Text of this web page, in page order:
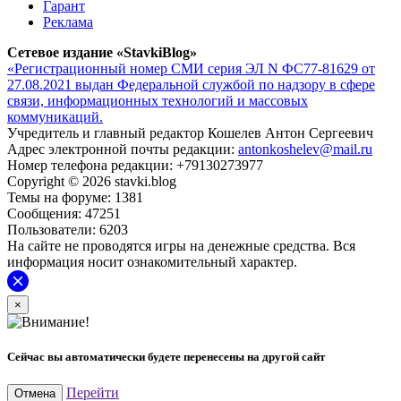
Гарант
Реклама
Сетевое издание «StavkiBlog»
«Регистрационный номер СМИ серия ЭЛ N ФС77-81629 от
27.08.2021 выдан Федеральной службой по надзору в сфере
связи, информационных технологий и массовых
коммуникаций.
Учредитель и главный редактор Кошелев Антон Сергеевич
Адрес электронной почты редакции: antonkoshelev@mail.ru
Номер телефона редакции: +79130273977
Copyright © 2026 stavki.blog
Темы на форуме: 1381
Сообщения: 47251
Пользователи: 6203
На сайте не проводятся игры на денежные средства. Вся
информация носит ознакомительный характер.
×
Сейчас вы автоматически будете перенесены на другой сайт
Отмена Перейти